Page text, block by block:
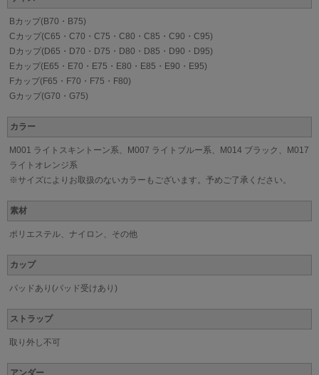
Bカップ(B70・B75)
Cカップ(C65・C70・C75・C80・C85・C90・C95)
Dカップ(D65・D70・D75・D80・D85・D90・D95)
Eカップ(E65・E70・E75・E80・E85・E90・E95)
Fカップ(F65・F70・F75・F80)
Gカップ(G70・G75)
カラー
M001 ライトスキントーン系、M007 ライトブルー系、M014 ブラック、M017
ライトオレンジ系
※サイズによりお取扱のないカラーもございます。予めご了承ください。
素材
ポリエステル、ナイロン、その他
カップ
パッドあり(パッド受けあり)
ストラップ
取り外し不可
アンダー